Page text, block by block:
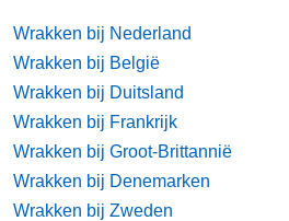
Wrakken bij Nederland
Wrakken bij België
Wrakken bij Duitsland
Wrakken bij Frankrijk
Wrakken bij Groot-Brittannië
Wrakken bij Denemarken
Wrakken bij Zweden